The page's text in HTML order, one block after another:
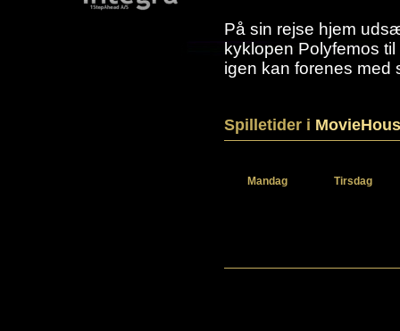
På sin rejse hjem
kyklopen Polyfemos
igen kan forenes med
Spilletider i
Mandag Tirsdag